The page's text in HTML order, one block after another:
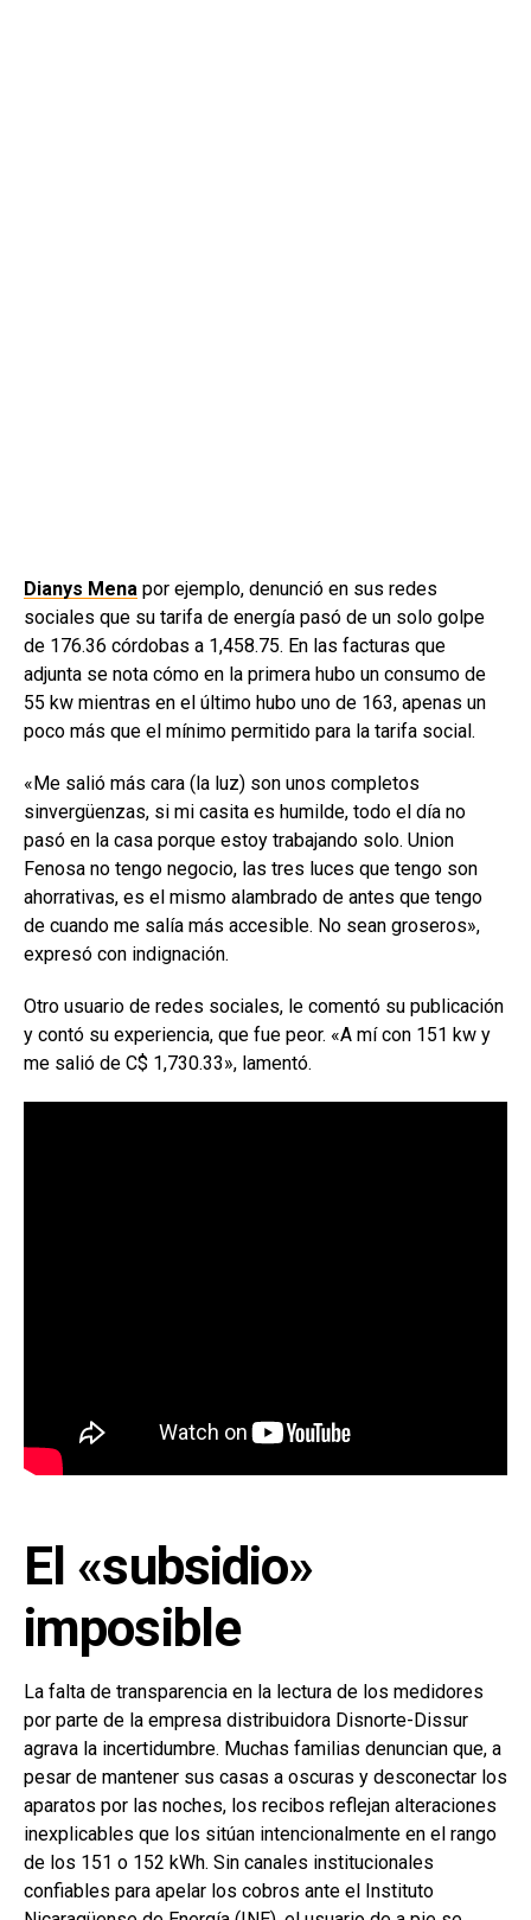
Dianys Mena por ejemplo, denunció en sus redes
sociales que su tarifa de energía pasó de un solo golpe
de 176.36 córdobas a 1,458.75. En las facturas que
adjunta se nota cómo en la primera hubo un consumo de
55 kw mientras en el último hubo uno de 163, apenas un
poco más que el mínimo permitido para la tarifa social.
«Me salió más cara (la luz) son unos completos
sinvergüenzas, si mi casita es humilde, todo el día no
pasó en la casa porque estoy trabajando solo. Union
Fenosa no tengo negocio, las tres luces que tengo son
ahorrativas, es el mismo alambrado de antes que tengo
de cuando me salía más accesible. No sean groseros»,
expresó con indignación.
Otro usuario de redes sociales, le comentó su publicación
y contó su experiencia, que fue peor. «A mí con 151 kw y
me salió de C$ 1,730.33», lamentó.
El «subsidio»
imposible
La falta de transparencia en la lectura de los medidores
por parte de la empresa distribuidora Disnorte-Dissur
agrava la incertidumbre. Muchas familias denuncian que, a
pesar de mantener sus casas a oscuras y desconectar los
aparatos por las noches, los recibos reflejan alteraciones
inexplicables que los sitúan intencionalmente en el rango
de los 151 o 152 kWh. Sin canales institucionales
confiables para apelar los cobros ante el Instituto